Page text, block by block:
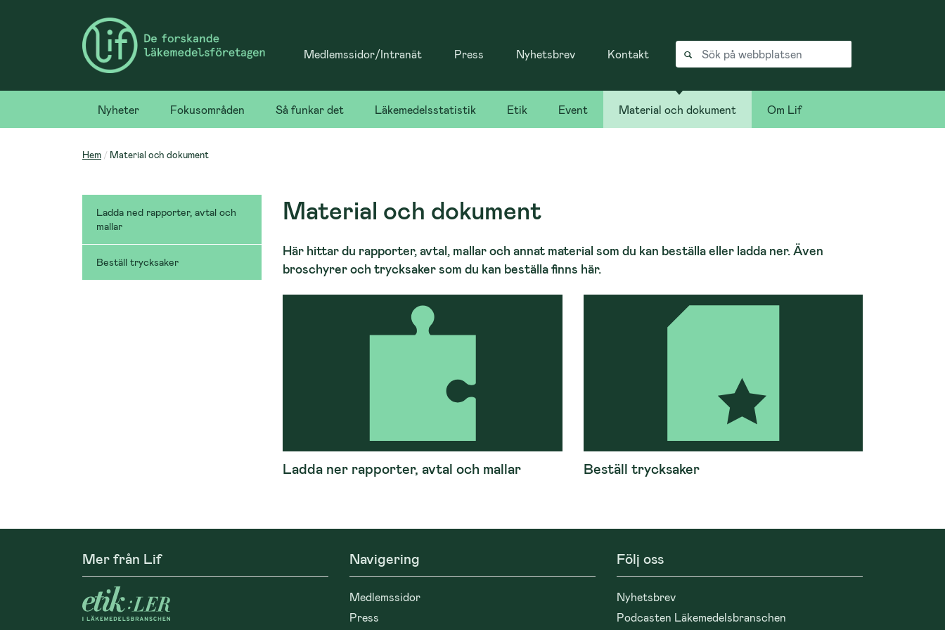
Medlemssidor/Intranät Press Nyhetsbrev Kontakt
Nyheter Fokusområden Så funkar det Läkemedelsstatistik Etik Event Material och dokument Om Lif
Hem Material och dokument
Ladda ned rapporter, avtal och
mallar
Beställ trycksaker
Material och dokument
Här hittar du rapporter, avtal, mallar och annat material som du kan beställa eller ladda ner. Även
broschyrer och trycksaker som du kan beställa finns här.
Ladda ner rapporter, avtal och mallar Beställ trycksaker
Mer från Lif Navigering
Medlemssidor
Press
Följ oss
Nyhetsbrev
Podcasten Läkemedelsbranschen